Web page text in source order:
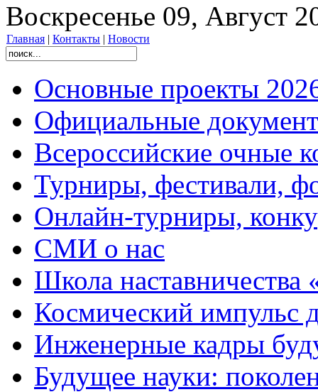
Воскресенье 09, Август
Главная | Контакты | Новости
Основные проекты
Официальные
Всероссийские очные
Турниры, фестивали,
Онлайн-турниры,
СМИ о нас
Школа
Космический импульс
Инженерные кадры
Будущее науки: